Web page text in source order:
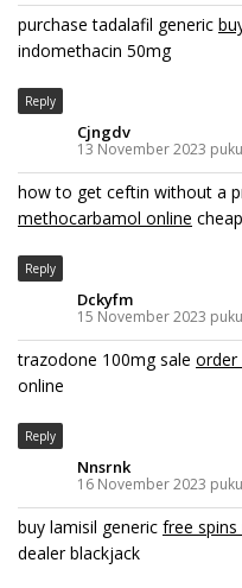
purchase tadalafil generic
indomethacin 50mg
Reply
Cjngdv
13 November 2023
how to get ceftin without a
methocarbamol online
Reply
Dckyfm
15 November 2023
trazodone 100mg sale order
online
Reply
Nnsrnk
16 November 2023
buy lamisil generic free
dealer blackjack